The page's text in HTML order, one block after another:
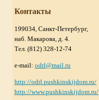
Контакты
199034, Санкт-Петербург,
наб. Макарова, д. 4.
Тел. (812) 328-12-74
e-mail: odrl@mail.ru
http://odrl.pushkinskijdom.ru/
http://www.pushkinskijdom.ru/